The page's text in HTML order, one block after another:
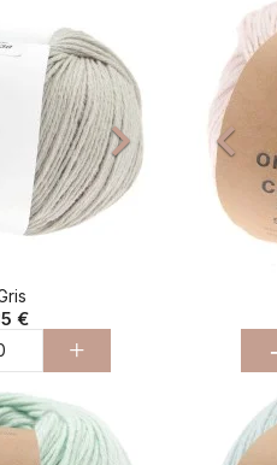

€
+

-